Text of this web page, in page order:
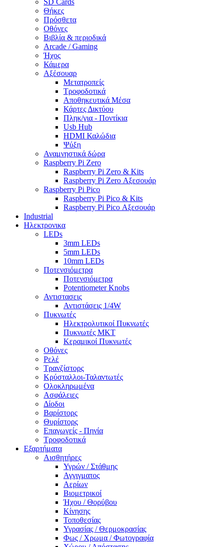
SD Cards
Θήκες
Πρόσθετα
Οθόνες
Βιβλία & περιοδικά
Arcade / Gaming
Ήχος
Κάμερα
Αξέσουαρ
Μετατροπείς
Τροφοδοτικά
Αποθηκευτικά Μέσα
Κάρτες Δικτύου
Πληκ/για - Ποντίκια
Usb Hub
HDMI Καλώδια
Ψύξη
Αναμνηστικά δώρα
Raspberry Pi Zero
Raspberry Pi Zero & Kits
Raspberry Pi Zero Αξεσουάρ
Raspberry Pi Pico
Raspberry Pi Pico & Kits
Raspberry Pi Pico Αξεσουάρ
Industrial
Ηλεκτρονικα
LEDs
3mm LEDs
5mm LEDs
10mm LEDs
Ποτενσιόμετρα
Ποτενσιόμετρα
Potentiometer Knobs
Αντιστασεις
Αντιστάσεις 1/4W
Πυκνωτές
Ηλεκτρολυτικοί Πυκνωτές
Πυκνωτές MKT
Κεραμικοί Πυκνωτές
Οθόνες
Ρελέ
Τρανζίστορς
Κρύσταλλοι-Ταλαντωτές
Ολοκληρωμένα
Ασφάλειες
Δίοδοι
Βαρίστορς
Θυρίστορς
Επαγωγείς - Πηνία
Τροφοδοτικά
Εξαρτήματα
Αισθητήρες
Υγρών / Στάθμης
Αγγιγματος
Αερίων
Βιομετρικοί
Ήχου / Θορύβου
Κίνησης
Τοποθεσίας
Υγρασίας / Θερμοκρασίας
Φως / Χρωμα / Φωτογραφία